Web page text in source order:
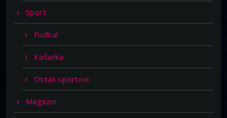
Sport
Fudbal
Košarka
Ostali sportovi
Magazin